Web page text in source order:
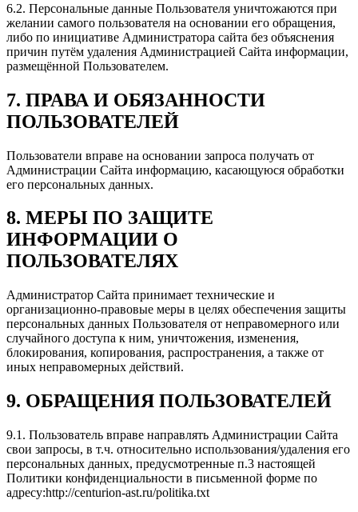
6.2. Персональные данные Пользователя уничтожаются при
желании самого пользователя на основании его обращения,
либо по инициативе Администратора сайта без объяснения
причин путём удаления Администрацией Сайта информации,
размещённой Пользователем.
7. ПРАВА И ОБЯЗАННОСТИ
ПОЛЬЗОВАТЕЛЕЙ
Пользователи вправе на основании запроса получать от
Администрации Сайта информацию, касающуюся обработки
его персональных данных.
8. МЕРЫ ПО ЗАЩИТЕ
ИНФОРМАЦИИ О
ПОЛЬЗОВАТЕЛЯХ
Администратор Сайта принимает технические и
организационно-правовые меры в целях обеспечения защиты
персональных данных Пользователя от неправомерного или
случайного доступа к ним, уничтожения, изменения,
блокирования, копирования, распространения, а также от
иных неправомерных действий.
9. ОБРАЩЕНИЯ ПОЛЬЗОВАТЕЛЕЙ
9.1. Пользователь вправе направлять Администрации Сайта
свои запросы, в т.ч. относительно использования/удаления его
персональных данных, предусмотренные п.3 настоящей
Политики конфиденциальности в письменной форме по
адресу:http://centurion-ast.ru/politika.txt